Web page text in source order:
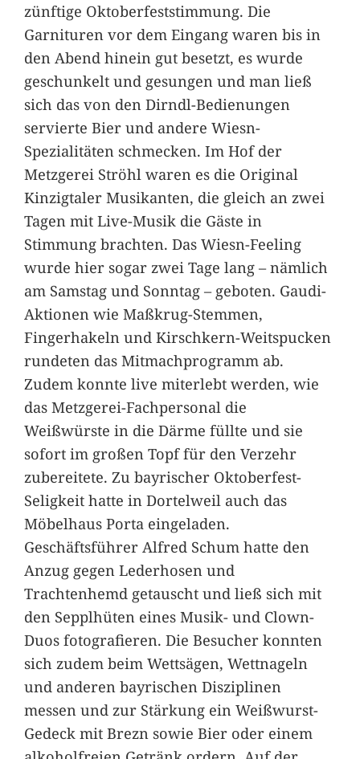
zünftige Oktoberfeststimmung. Die
Garnituren vor dem Eingang waren bis in
den Abend hinein gut besetzt, es wurde
geschunkelt und gesungen und man ließ
sich das von den Dirndl-Bedienungen
servierte Bier und andere Wiesn-
Spezialitäten schmecken. Im Hof der
Metzgerei Ströhl waren es die Original
Kinzigtaler Musikanten, die gleich an zwei
Tagen mit Live-Musik die Gäste in
Stimmung brachten. Das Wiesn-Feeling
wurde hier sogar zwei Tage lang – nämlich
am Samstag und Sonntag – geboten. Gaudi-
Aktionen wie Maßkrug-Stemmen,
Fingerhakeln und Kirschkern-Weitspucken
rundeten das Mitmachprogramm ab.
Zudem konnte live miterlebt werden, wie
das Metzgerei-Fachpersonal die
Weißwürste in die Därme füllte und sie
sofort im großen Topf für den Verzehr
zubereitete. Zu bayrischer Oktoberfest-
Seligkeit hatte in Dortelweil auch das
Möbelhaus Porta eingeladen.
Geschäftsführer Alfred Schum hatte den
Anzug gegen Lederhosen und
Trachtenhemd getauscht und ließ sich mit
den Sepplhüten eines Musik- und Clown-
Duos fotografieren. Die Besucher konnten
sich zudem beim Wettsägen, Wettnageln
und anderen bayrischen Disziplinen
messen und zur Stärkung ein Weißwurst-
Gedeck mit Brezn sowie Bier oder einem